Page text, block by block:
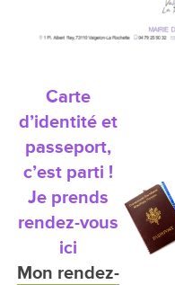
Carte
d’identité et
passeport,
c’est parti !
Je prends
rendez-vous
ici
Mon rendez-